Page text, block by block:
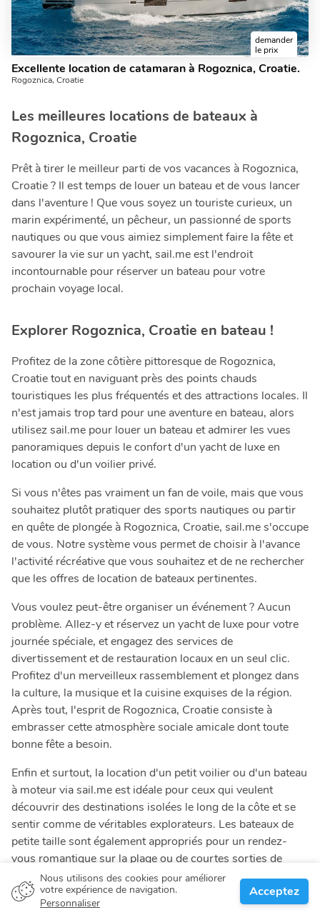
Nous utilisons des cookies pour améliorer
votre expérience de navigation.
Personnaliser
Acceptez
demander
le prix
Excellente location de catamaran à Rogoznica, Croatie.
Rogoznica, Croatie
Les meilleures locations de bateaux à
Rogoznica, Croatie
Prêt à tirer le meilleur parti de vos vacances à Rogoznica,
Croatie ? Il est temps de louer un bateau et de vous lancer
dans l'aventure ! Que vous soyez un touriste curieux, un
marin expérimenté, un pêcheur, un passionné de sports
nautiques ou que vous aimiez simplement faire la fête et
savourer la vie sur un yacht, sail.me est l'endroit
incontournable pour réserver un bateau pour votre
prochain voyage local.
Explorer Rogoznica, Croatie en bateau !
Profitez de la zone côtière pittoresque de Rogoznica,
Croatie tout en naviguant près des points chauds
touristiques les plus fréquentés et des attractions locales. Il
n'est jamais trop tard pour une aventure en bateau, alors
utilisez sail.me pour louer un bateau et admirer les vues
panoramiques depuis le confort d'un yacht de luxe en
location ou d'un voilier privé.
Si vous n'êtes pas vraiment un fan de voile, mais que vous
souhaitez plutôt pratiquer des sports nautiques ou partir
en quête de plongée à Rogoznica, Croatie, sail.me s'occupe
de vous. Notre système vous permet de choisir à l'avance
l'activité récréative que vous souhaitez et de ne rechercher
que les offres de location de bateaux pertinentes.
Vous voulez peut-être organiser un événement ? Aucun
problème. Allez-y et réservez un yacht de luxe pour votre
journée spéciale, et engagez des services de
divertissement et de restauration locaux en un seul clic.
Profitez d'un merveilleux rassemblement et plongez dans
la culture, la musique et la cuisine exquises de la région.
Après tout, l'esprit de Rogoznica, Croatie consiste à
embrasser cette atmosphère sociale amicale dont toute
bonne fête a besoin.
Enfin et surtout, la location d'un petit voilier ou d'un bateau
à moteur via sail.me est idéale pour ceux qui veulent
découvrir des destinations isolées le long de la côte et se
sentir comme de véritables explorateurs. Les bateaux de
petite taille sont également appropriés pour un rendez-
vous romantique sur la plage ou de courtes sorties de
pêche avec des amis et la famille.